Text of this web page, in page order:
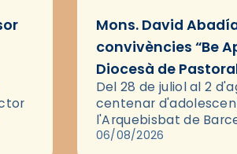
Mons. David
convivències “Be
Diocesà de
Del 28 de juliol al 2
centenar
l'Arquebisbat de
les convivències Be
06/08/2026